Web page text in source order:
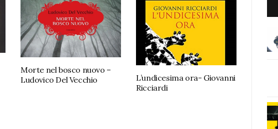
Morte nel bosco nuovo –
Ludovico Del Vecchio
L’undicesima ora- Giovanni
Ricciardi